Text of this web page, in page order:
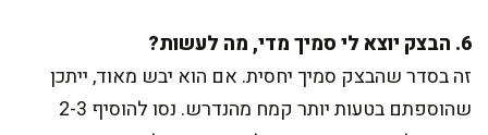
6. הבצק יוצא לי סמיך מדי, מה לעשות?
זה בסדר שהבצק סמיך יחסית. אם הוא יבש מאוד, ייתכן
שהוספתם בטעות יותר קמח מהנדרש. נסו להוסיף 2-3